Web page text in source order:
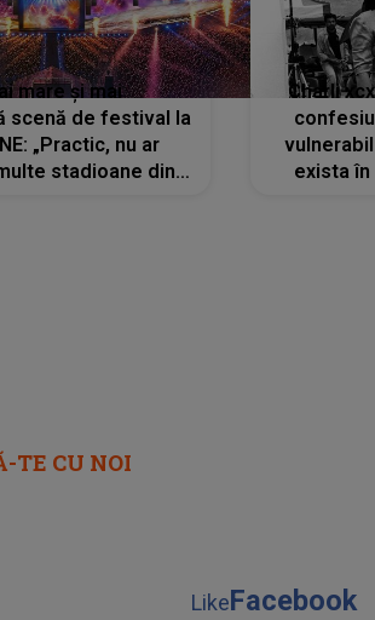
mare și mai
scenă de festival la
„Practic, nu ar
stadioane din
Charli
exista
TE CU NOI
LikeFacebook